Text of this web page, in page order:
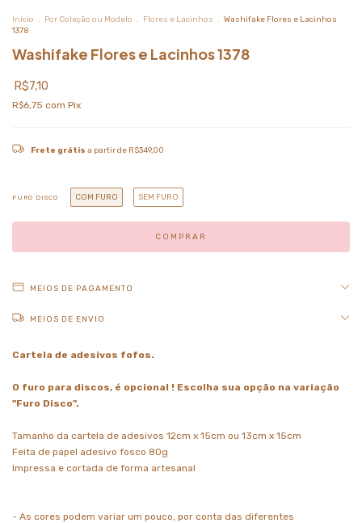
Início . Por Coleção ou Modelo . Flores e Lacinhos . Washifake Flores e Lacinhos
1378
Washifake Flores e Lacinhos 1378
R$7,10
R$6,75 com Pix
Frete grátis a partir de R$349,00
FURO DISCO COM FURO SEM FURO
MEIOS DE PAGAMENTO
MEIOS DE ENVIO
Cartela de adesivos fofos.
O furo para discos, é opcional ! Escolha sua opção na variação
"Furo Disco".
Tamanho da cartela de adesivos 12cm x 15cm ou 13cm x 15cm
Feita de papel adesivo fosco 80g
Impressa e cortada de forma artesanal
- As cores podem variar um pouco, por conta das diferentes